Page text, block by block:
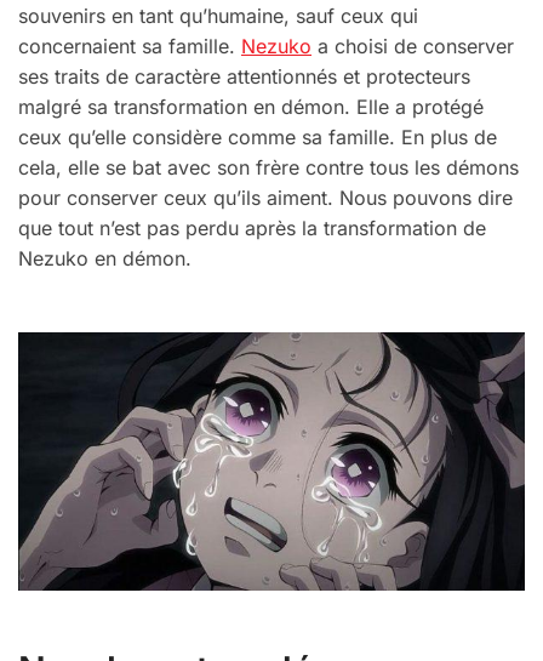
souvenirs en tant qu’humaine, sauf ceux qui
concernaient sa famille. Nezuko a choisi de conserver
ses traits de caractère attentionnés et protecteurs
malgré sa transformation en démon. Elle a protégé
ceux qu’elle considère comme sa famille. En plus de
cela, elle se bat avec son frère contre tous les démons
pour conserver ceux qu’ils aiment. Nous pouvons dire
que tout n’est pas perdu après la transformation de
Nezuko en démon.